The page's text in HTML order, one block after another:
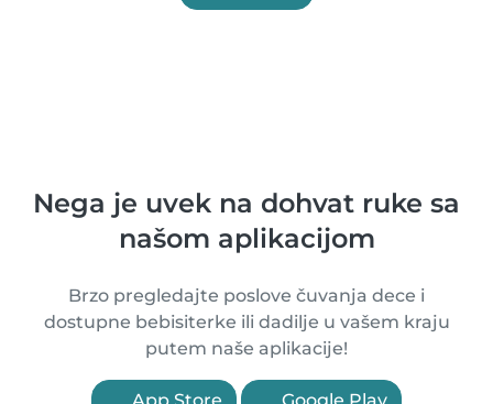
Nega je uvek na dohvat ruke sa
našom aplikacijom
Brzo pregledajte poslove čuvanja dece i
dostupne bebisiterke ili dadilje u vašem kraju
putem naše aplikacije!